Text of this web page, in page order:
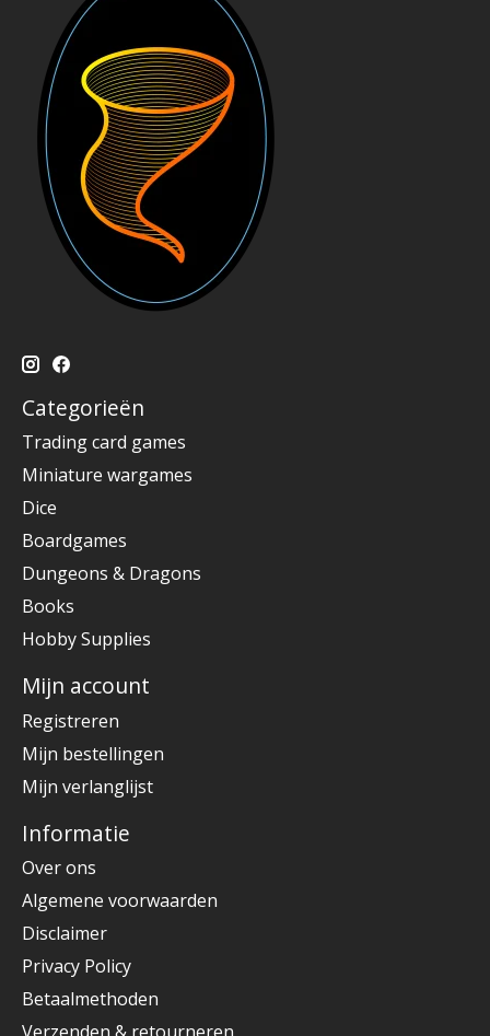
Categorieën
Trading card games
Miniature wargames
Dice
Boardgames
Dungeons & Dragons
Books
Hobby Supplies
Mijn account
Registreren
Mijn bestellingen
Mijn verlanglijst
Informatie
Over ons
Algemene voorwaarden
Disclaimer
Privacy Policy
Betaalmethoden